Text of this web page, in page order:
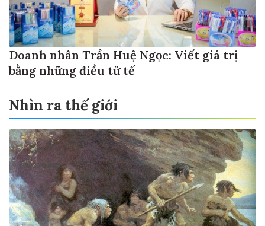
Doanh nhân Trần Huệ Ngọc: Viết giá trị
bằng những điều tử tế
Nhìn ra thế giới